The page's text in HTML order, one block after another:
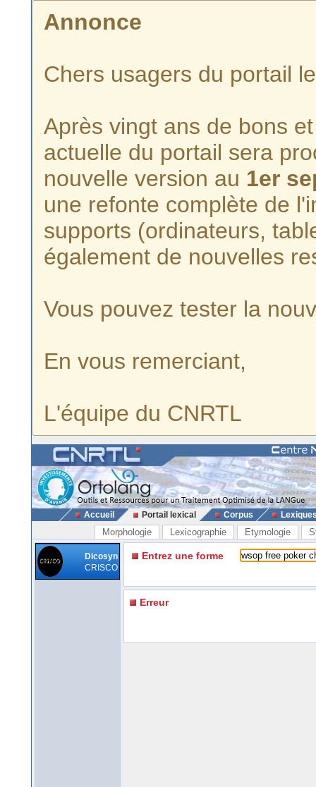
Annonce
Chers usagers du portail
Après vingt ans de bons
actuelle du portail sera
nouvelle version au 1er
une refonte complète de
supports (ordinateurs,
également de nouvelles
Vous pouvez tester la
En vous remerciant,
L'équipe du CNRTL
Accueil Portail lexical Corpus
Morphologie Lexicographie Etymologie
Dicosyn
CRISCO
Entrez une forme
Erreur